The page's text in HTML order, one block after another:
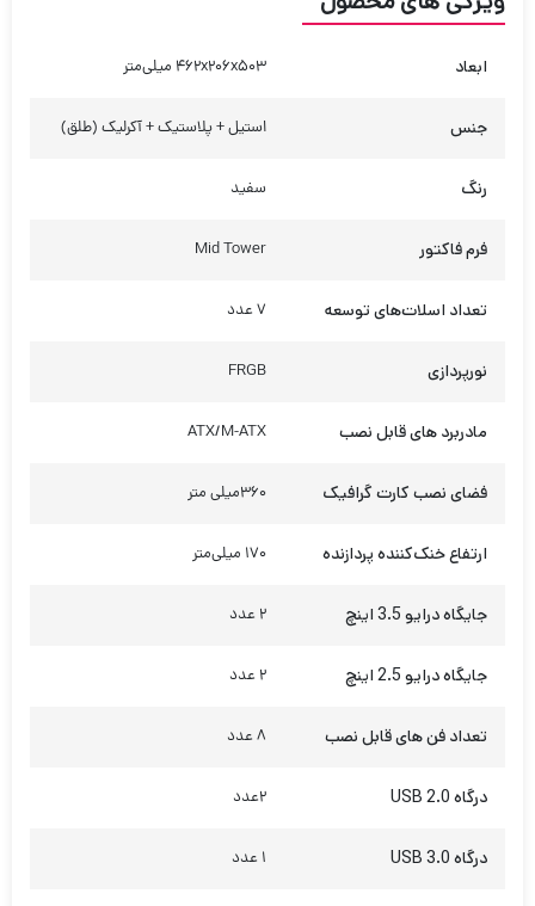
ابعاد 462x206x503 میلی‌متر
جنس استیل + پلاستیک + آکرلیک (طلق)
رنگ سفید
فرم فاکتور Mid Tower
تعداد اسلات‌های توسعه 7 عدد
نورپردازی FRGB
مادربرد های قابل نصب ATX/M-ATX
فضای نصب کارت گرافیک 360میلی متر
ارتفاع خنک‌کننده پردازنده 170 میلی‌متر
جایگاه درایو 3.5 اینچ 2 عدد
جایگاه درایو 2.5 اینچ 2 عدد
تعداد فن های قابل نصب 8 عدد
درگاه USB 2.0 2عدد
درگاه USB 3.0 1 عدد